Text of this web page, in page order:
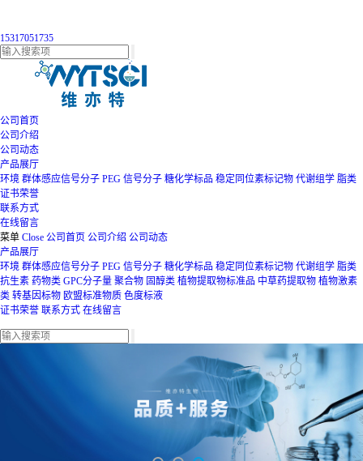
15317051735
公司首页
公司介绍
公司动态
产品展厅
环境 群体感应信号分子 PEG 信号分子 糖化学标品 稳定同位素标记物 代谢组学 脂类
证书荣誉
联系方式
在线留言
菜单 Close 公司首页 公司介绍 公司动态
产品展厅
环境 群体感应信号分子 PEG 信号分子 糖化学标品 稳定同位素标记物 代谢组学 脂类
抗生素 药物类 GPC分子量 聚合物 固醇类 植物提取物标准品 中草药提取物 植物激素
类 转基因标物 欧盟标准物质 色度标液
证书荣誉 联系方式 在线留言